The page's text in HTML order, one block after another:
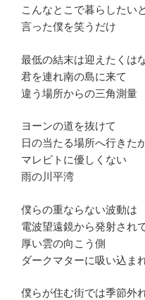
こんなとこで暮らしたいと
言った僕を笑うだけ
最低の結末は迎えたくは
君を連れ南の島に来て
違う場所からの三角測量
ヨーンの道を抜けて
日の当たる場所へ行きた
マレビトに優しくない
雨の川平湾
僕らの重ならない波動は
電波望遠鏡から発射され
厚い雲の向こう側
ダークマターに吸い込ま
僕らが住む街では季節外